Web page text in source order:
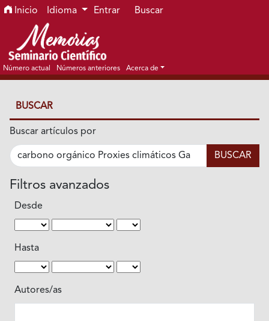
Ir al menú de navegación principal
Ir al contenido principal
Ir al pie de página del sitio
Inicio Idioma Entrar Buscar
Número actual Números anteriores Acerca de
BUSCAR
Buscar artículos por
Filtros avanzados
Desde
Hasta
Autores/as